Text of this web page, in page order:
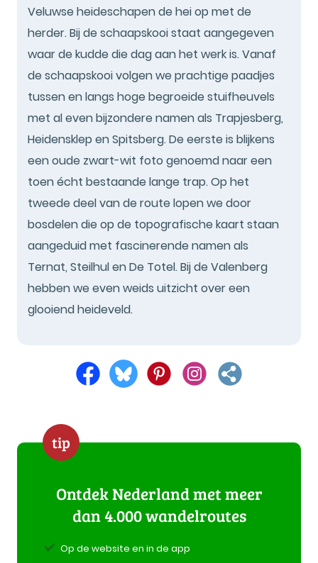
Veluwse heideschapen de hei op met de
herder. Bij de schaapskooi staat aangegeven
waar de kudde die dag aan het werk is. Vanaf
de schaapskooi volgen we prachtige paadjes
tussen en langs hoge begroeide stuifheuvels
met al even bijzondere namen als Trapjesberg,
Heidensklep en Spitsberg. De eerste is blijkens
een oude zwart-wit foto genoemd naar een
toen écht bestaande lange trap. Op het
tweede deel van de route lopen we door
bosdelen die op de topografische kaart staan
aangeduid met fascinerende namen als
Ternat, Steilhul en De Totel. Bij de Valenberg
hebben we even weids uitzicht over een
glooiend heideveld.
tip
Ontdek Nederland met meer
dan 4.000 wandelroutes
Op de website en in de app